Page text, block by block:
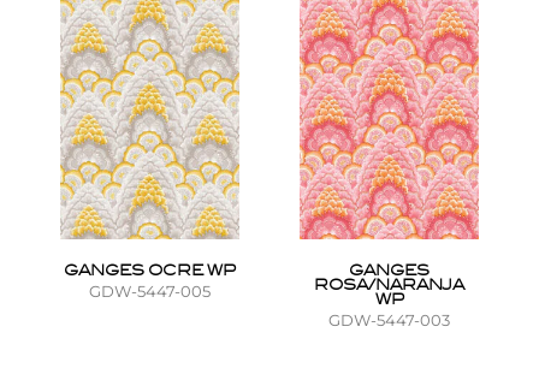
GANGES OCRE WP
GDW-5447-005
GANGES
ROSA/NARANJA
WP
GDW-5447-003